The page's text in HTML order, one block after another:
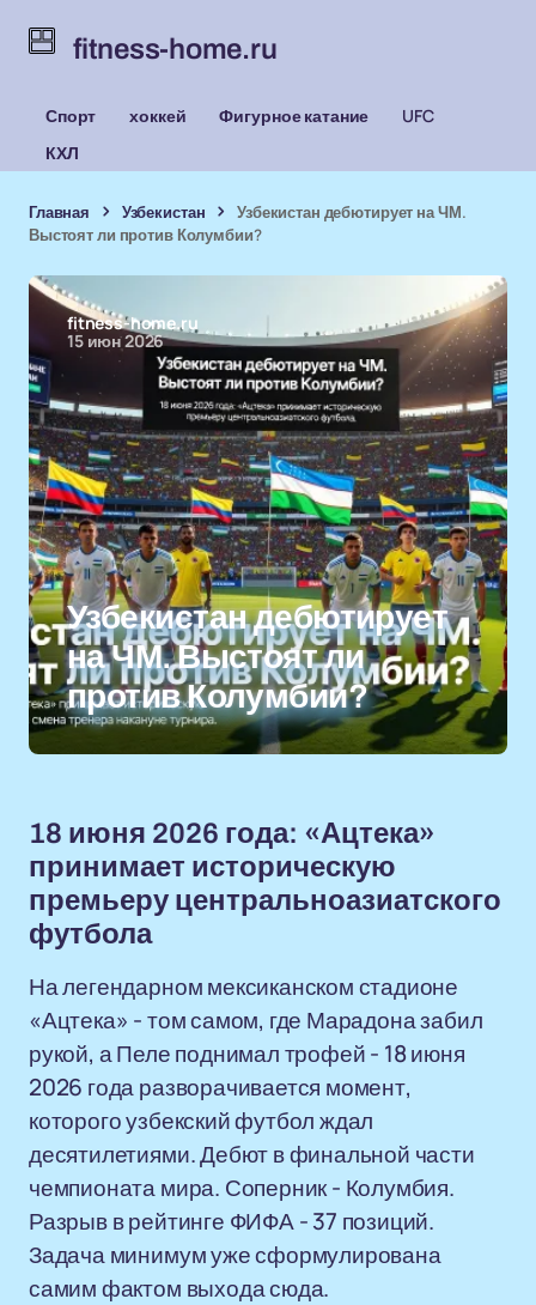
fitness-home.ru
Спорт хоккей Фигурное катание
UFC
КХЛ
Главная Узбекистан
Узбекистан дебютирует на ЧМ.
Выстоят ли против Колумбии?
fitness-home.ru
15 июн 2026
Узбекистан дебютирует
на ЧМ. Выстоят ли
против Колумбии?
18 июня 2026 года: «Ацтека»
принимает историческую
премьеру центральноазиатского
футбола
На легендарном мексиканском стадионе
«Ацтека» - том самом, где Марадона забил
рукой, а Пеле поднимал трофей - 18 июня
2026 года разворачивается момент,
которого узбекский футбол ждал
десятилетиями. Дебют в финальной части
чемпионата мира. Соперник - Колумбия.
Разрыв в рейтинге ФИФА - 37 позиций.
Задача минимум уже сформулирована
самим фактом выхода сюда.